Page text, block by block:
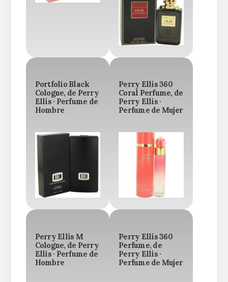
Portfolio Black
Cologne, de Perry
Ellis · Perfume de
Hombre
Perry Ellis 360
Coral Perfume, de
Perry Ellis ·
Perfume de Mujer
Perry Ellis M
Cologne, de Perry
Ellis · Perfume de
Hombre
Perry Ellis 360
Perfume, de
Perry Ellis ·
Perfume de Mujer